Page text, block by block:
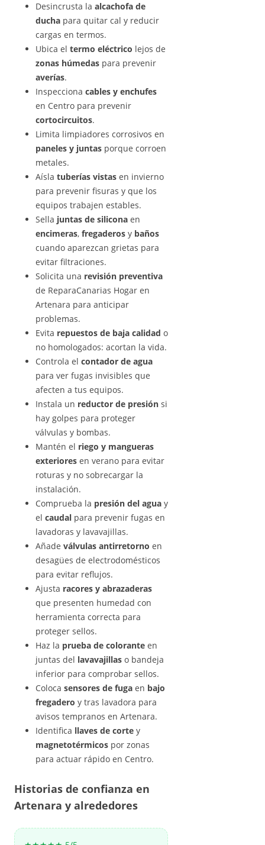
Desincrusta la alcachofa de
ducha para quitar cal y reducir
cargas en termos.
Ubica el termo eléctrico lejos de
zonas húmedas para prevenir
averías.
Inspecciona cables y enchufes
en Centro para prevenir
cortocircuitos.
Limita limpiadores corrosivos en
paneles y juntas porque corroen
metales.
Aísla tuberías vistas en invierno
para prevenir fisuras y que los
equipos trabajen estables.
Sella juntas de silicona en
encimeras, fregaderos y baños
cuando aparezcan grietas para
evitar filtraciones.
Solicita una revisión preventiva
de ReparaCanarias Hogar en
Artenara para anticipar
problemas.
Evita repuestos de baja calidad o
no homologados: acortan la vida.
Controla el contador de agua
para ver fugas invisibles que
afecten a tus equipos.
Instala un reductor de presión si
hay golpes para proteger
válvulas y bombas.
Mantén el riego y mangueras
exteriores en verano para evitar
roturas y no sobrecargar la
instalación.
Comprueba la presión del agua y
el caudal para prevenir fugas en
lavadoras y lavavajillas.
Añade válvulas antirretorno en
desagües de electrodomésticos
para evitar reflujos.
Ajusta racores y abrazaderas
que presenten humedad con
herramienta correcta para
proteger sellos.
Haz la prueba de colorante en
juntas del lavavajillas o bandeja
inferior para comprobar sellos.
Coloca sensores de fuga en bajo
fregadero y tras lavadora para
avisos tempranos en Artenara.
Identifica llaves de corte y
magnetotérmicos por zonas
para actuar rápido en Centro.
Historias de confianza en
Artenara y alrededores